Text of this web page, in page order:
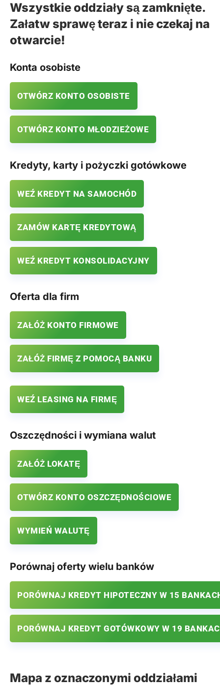
Wszystkie oddziały są zamknięte.
Załatw sprawę teraz i nie czekaj na
otwarcie!
Konta osobiste
OTWÓRZ KONTO OSOBISTE
OTWÓRZ KONTO MŁODZIEŻOWE
Kredyty, karty i pożyczki gotówkowe
WEŹ KREDYT NA SAMOCHÓD
ZAMÓW KARTĘ KREDYTOWĄ
WEŹ KREDYT KONSOLIDACYJNY
Oferta dla firm
ZAŁÓŻ KONTO FIRMOWE
ZAŁÓŻ FIRMĘ Z POMOCĄ BANKU
WEŹ LEASING NA FIRMĘ
Oszczędności i wymiana walut
ZAŁÓŻ LOKATĘ
OTWÓRZ KONTO OSZCZĘDNOŚCIOWE
WYMIEŃ WALUTĘ
Porównaj oferty wielu banków
PORÓWNAJ KREDYT HIPOTECZNY W 15
PORÓWNAJ KREDYT GOTÓWKOWY W 19
Mapa z oznaczonymi oddziałami